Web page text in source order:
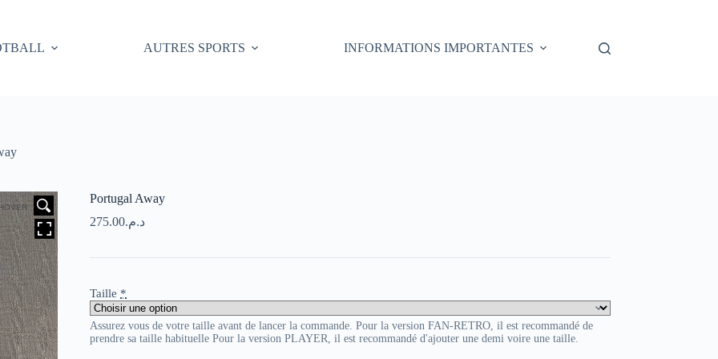
AUTRES SPORTS INFORMATIONS IMPORTANTES
Portugal Away
د.م.275.00
Taille *
Assurez vous de votre taille avant de lancer la commande. Pour la version FAN-RETRO, il est recommandé de
prendre sa taille habituelle Pour la version PLAYER, il est recommandé d'ajouter une demi voire une taille.